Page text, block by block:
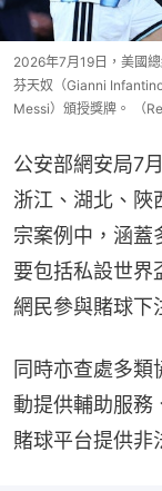
2026年7月19日，美國
芬天奴（Gianni
Messi）頒授獎牌。 （
公安部網安局7
浙江、湖北、陜
宗案例中，涵蓋
要包括私設世界
網民參與賭球下
同時亦查處多
動提供輔助服務
賭球平台提供非